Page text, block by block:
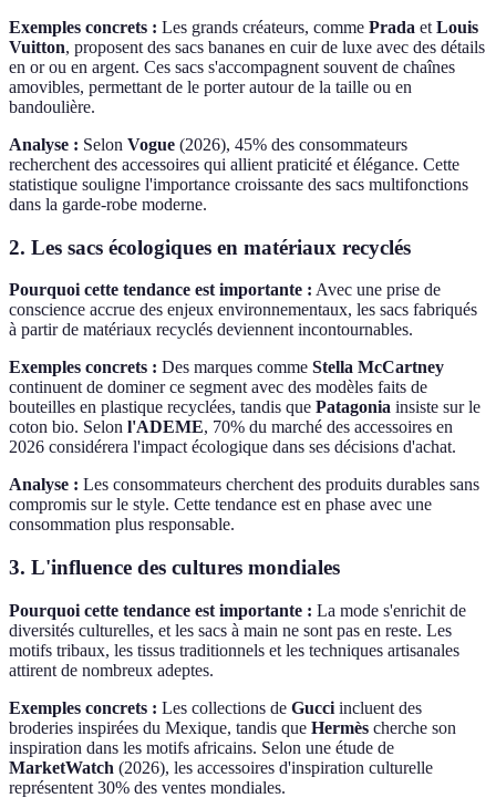
Exemples concrets : Les grands créateurs, comme Prada et Louis
Vuitton, proposent des sacs bananes en cuir de luxe avec des détails
en or ou en argent. Ces sacs s'accompagnent souvent de chaînes
amovibles, permettant de le porter autour de la taille ou en
bandoulière.
Analyse : Selon Vogue (2026), 45% des consommateurs
recherchent des accessoires qui allient praticité et élégance. Cette
statistique souligne l'importance croissante des sacs multifonctions
dans la garde-robe moderne.
2. Les sacs écologiques en matériaux recyclés
Pourquoi cette tendance est importante : Avec une prise de
conscience accrue des enjeux environnementaux, les sacs fabriqués
à partir de matériaux recyclés deviennent incontournables.
Exemples concrets : Des marques comme Stella McCartney
continuent de dominer ce segment avec des modèles faits de
bouteilles en plastique recyclées, tandis que Patagonia insiste sur le
coton bio. Selon l'ADEME, 70% du marché des accessoires en
2026 considérera l'impact écologique dans ses décisions d'achat.
Analyse : Les consommateurs cherchent des produits durables sans
compromis sur le style. Cette tendance est en phase avec une
consommation plus responsable.
3. L'influence des cultures mondiales
Pourquoi cette tendance est importante : La mode s'enrichit de
diversités culturelles, et les sacs à main ne sont pas en reste. Les
motifs tribaux, les tissus traditionnels et les techniques artisanales
attirent de nombreux adeptes.
Exemples concrets : Les collections de Gucci incluent des
broderies inspirées du Mexique, tandis que Hermès cherche son
inspiration dans les motifs africains. Selon une étude de
MarketWatch (2026), les accessoires d'inspiration culturelle
représentent 30% des ventes mondiales.